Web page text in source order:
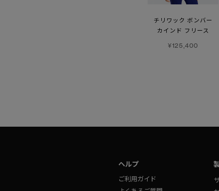
チリワック ボンバー
カインド フリース
¥125,400
ヘルプ
ご利用ガイド